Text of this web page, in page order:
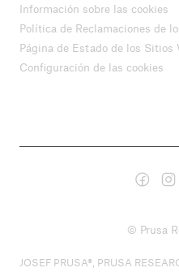
Información sobre las cookies
Política de Reclamaciones de
Página de Estado de los Sitios
Configuración de las cookies
© Prusa
JOSEF PRUSA®, PRUSA